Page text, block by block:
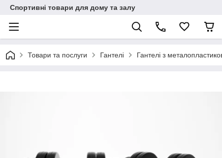
Спортивні товари для дому та залу
Товари та послуги Гантелі Гантелі з